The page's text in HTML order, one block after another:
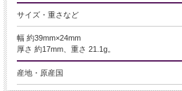
サイズ・重さなど
幅 約39mm×24mm
厚さ 約17mm、重さ 21.1g。
産地・原産国